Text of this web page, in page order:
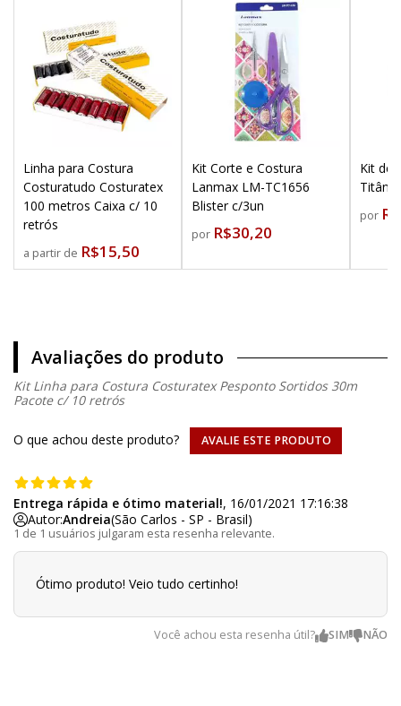
Linha para Costura
Costuratudo Costuratex
100 metros Caixa c/ 10
retrós
a partir de R$15,50
Kit Corte e Costura
Lanmax LM-TC1656
Blister c/3un
por R$30,20
Kit de
por
Avaliações do produto
Kit Linha para Costura Costuratex Pesponto Sortidos 30m
Pacote c/ 10 retrós
O que achou deste produto? AVALIE ESTE PRODUTO
1 de 1 usuários julgaram esta resenha relevante.
Entrega rápida e ótimo material!, 16/01/2021 17:16:38
Autor:Andreia(São Carlos - SP - Brasil)
Ótimo produto! Veio tudo certinho!
Você achou esta resenha útil?